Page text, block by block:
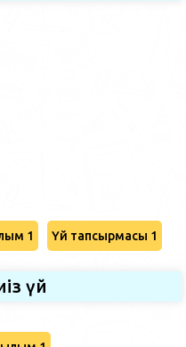
1 Үй тапсырмасы 1
үй